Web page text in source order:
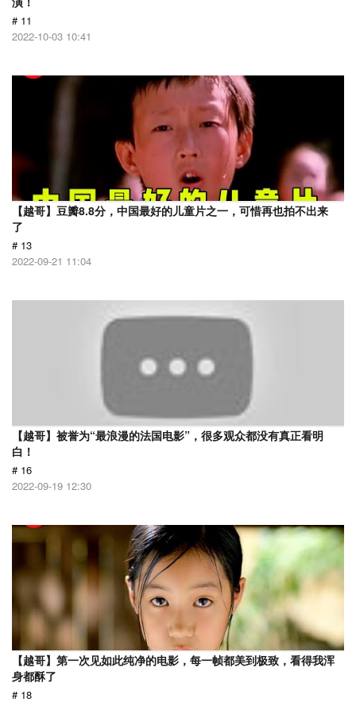
# 11
2022-10-03 10:41
【越哥】豆瓣8.8分，中国最好的儿童片之一，可惜再也拍不出来
了
# 13
2022-09-21 11:04
【越哥】被誉为“最浪漫的法国电影”，很多观众都没有真正看明
白！
# 16
2022-09-19 12:30
【越哥】第一次见如此纯净的电影，每一帧都美到极致，看得我浑
身都酥了
# 18